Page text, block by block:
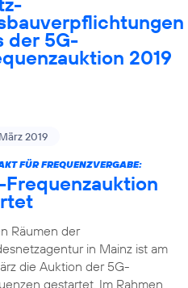
der 5G-
2019
2019
FÜR FREQUENZVERGABE:
Frequenzauktion
Räumen der
in Mainz ist am
die Auktion der 5G-
gestartet. Im Rahmen